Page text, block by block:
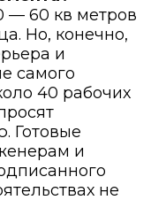
— 60 кв метров
Но, конечно,
и
самого
40 рабочих
Готовые
и
не